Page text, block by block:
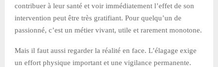
contribuer à leur santé et voir immédiatement l’effet de son
intervention peut être très gratifiant. Pour quelqu’un de
passionné, c’est un métier vivant, utile et rarement monotone.
Mais il faut aussi regarder la réalité en face. L’élagage exige
un effort physique important et une vigilance permanente.